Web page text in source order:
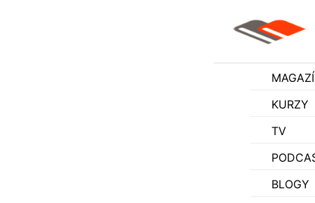
KURZY
TV
BLOGY